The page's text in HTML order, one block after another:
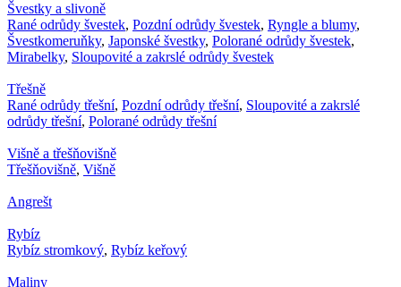
Švestky a slivoně
Rané odrůdy švestek, Pozdní odrůdy švestek, Ryngle a blumy,
Švestkomeruňky, Japonské švestky, Polorané odrůdy švestek,
Mirabelky, Sloupovité a zakrslé odrůdy švestek
Třešně
Rané odrůdy třešní, Pozdní odrůdy třešní, Sloupovité a zakrslé
odrůdy třešní, Polorané odrůdy třešní
Višně a třešňovišně
Třešňovišně, Višně
Angrešt
Rybíz
Rybíz stromkový, Rybíz keřový
Maliny